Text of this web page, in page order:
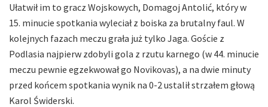
Ułatwił im to gracz Wojskowych, Domagoj Antolić, który w
15. minucie spotkania wyleciał z boiska za brutalny faul. W
kolejnych fazach meczu grała już tylko Jaga. Goście z
Podlasia najpierw zdobyli gola z rzutu karnego (w 44. minucie
meczu pewnie egzekwował go Novikovas), a na dwie minuty
przed końcem spotkania wynik na 0-2 ustalił strzałem głową
Karol Świderski.